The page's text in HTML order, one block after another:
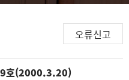
오류신고
호(2000.3.20)